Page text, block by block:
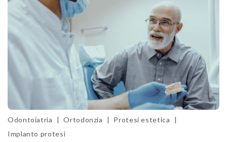
Odontoiatria | Ortodonzia | Protesi estetica
|
Implanto protesi